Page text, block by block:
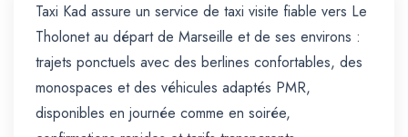
Taxi Kad assure un service de taxi visite fiable vers Le
Tholonet au départ de Marseille et de ses environs :
trajets ponctuels avec des berlines confortables, des
monospaces et des véhicules adaptés PMR,
disponibles en journée comme en soirée,